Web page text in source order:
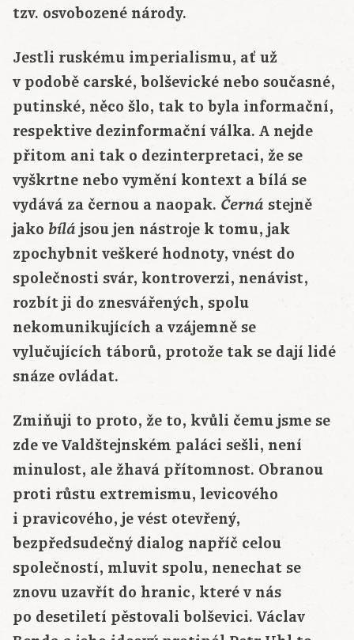
tzv. osvobozené národy.
Jestli ruskému imperialismu, ať už
v podobě carské, bolševické nebo současné,
putinské, něco šlo, tak to byla informační,
respektive dezinformační válka. A nejde
přitom ani tak o dezinterpretaci, že se
vyškrtne nebo vymění kontext a bílá se
vydává za černou a naopak. Černá stejně
jako bílá jsou jen nástroje k tomu, jak
zpochybnit veškeré hodnoty, vnést do
společnosti svár, kontroverzi, nenávist,
rozbít ji do znesvářených, spolu
nekomunikujících a vzájemně se
vylučujících táborů, protože tak se dají lidé
snáze ovládat.
Zmiňuji to proto, že to, kvůli čemu jsme se
zde ve Valdštejnském paláci sešli, není
minulost, ale žhavá přítomnost. Obranou
proti růstu extremismu, levicového
i pravicového, je vést otevřený,
bezpředsudečný dialog napříč celou
společností, mluvit spolu, nenechat se
znovu uzavřít do hranic, které v nás
po desetiletí pěstovali bolševici. Václav